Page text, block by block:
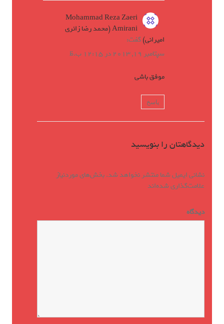
Mohammad Reza Zaeri
Amirani (محمد رضا زائری
امیرانی)گفت:
سپتامبر 19, 2013 در 12:15 ب.ظ
موفق باشی
پاسخ
دیدگاهتان را بنویسید
نشانی ایمیل شما منتشر نخواهد شد.بخش‌های موردنیاز
علامت‌گذاری شده‌اند
دیدگاه